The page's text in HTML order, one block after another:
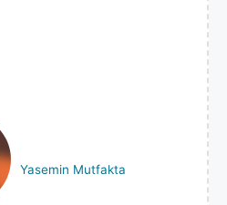
Yasemin Mutfakta